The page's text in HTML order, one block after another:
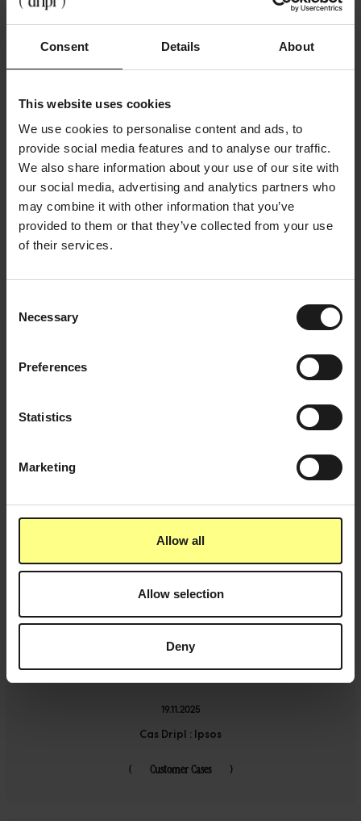
Consent Details About
This website uses cookies
We use cookies to personalise content and ads, to
provide social media features and to analyse our traffic.
We also share information about your use of our site with
our social media, advertising and analytics partners who
may combine it with other information that you’ve
provided to them or that they’ve collected from your use
of their services.
Selection
Necessary
Preferences
Statistics
Marketing
Allow all
Allow selection
Deny
Refill Talks – Birgitt Vandermeersch | Expérience sur le
lieu de travail chez Ipsos
( Office Experience
19.11.2025
Cas Dripl : Ipsos
( Customer Cases )